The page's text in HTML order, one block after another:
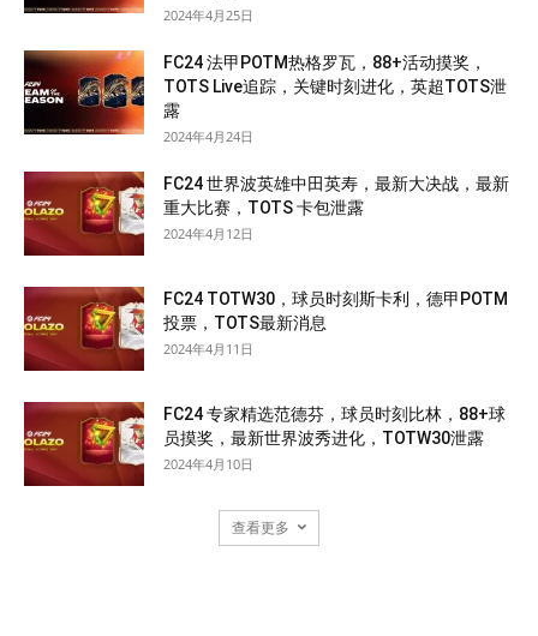
2024年4月25日
FC24 法甲POTM热格罗瓦，88+活动摸奖，
TOTS Live追踪，关键时刻进化，英超TOTS泄
露
2024年4月24日
FC24 世界波英雄中田英寿，最新大决战，最新
重大比赛，TOTS 卡包泄露
2024年4月12日
FC24 TOTW30，球员时刻斯卡利，德甲POTM
投票，TOTS最新消息
2024年4月11日
FC24 专家精选范德芬，球员时刻比林，88+球
员摸奖，最新世界波秀进化，TOTW30泄露
2024年4月10日
查看更多